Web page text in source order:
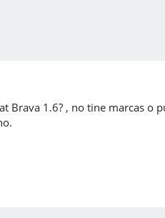
Brava 1.6? , no tine marcas o